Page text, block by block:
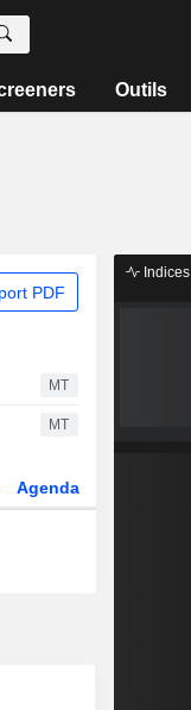
Outils
PDF
MT
MT
Agenda
Indices